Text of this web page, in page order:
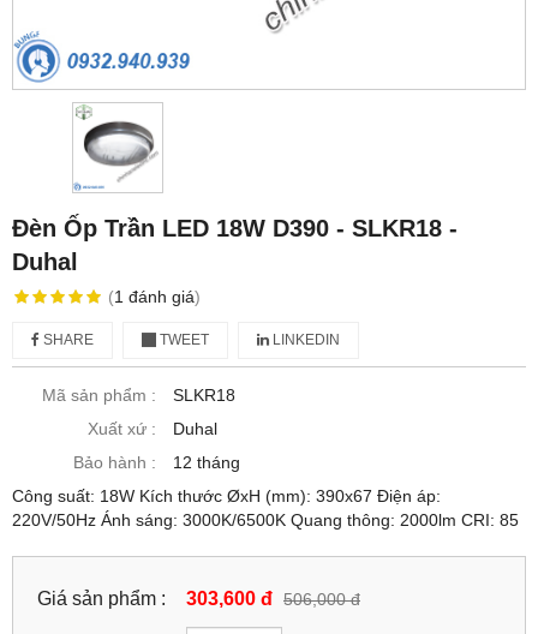
Đèn Ốp Trần LED 18W D390 - SLKR18 -
Duhal
(1 đánh giá)
SHARE TWEET LINKEDIN
Mã sản phẩm :
SLKR18
Xuất xứ :
Duhal
Bảo hành :
12 tháng
Công suất: 18W Kích thước ØxH (mm): 390x67 Điện áp:
220V/50Hz Ánh sáng: 3000K/6500K Quang thông: 2000lm CRI: 85
Giá sản phẩm : 303,600 đ 506,000 đ